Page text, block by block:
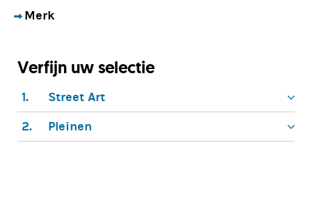
Merk
Verfijn uw selectie
1.
Street Art
2.
Pleinen